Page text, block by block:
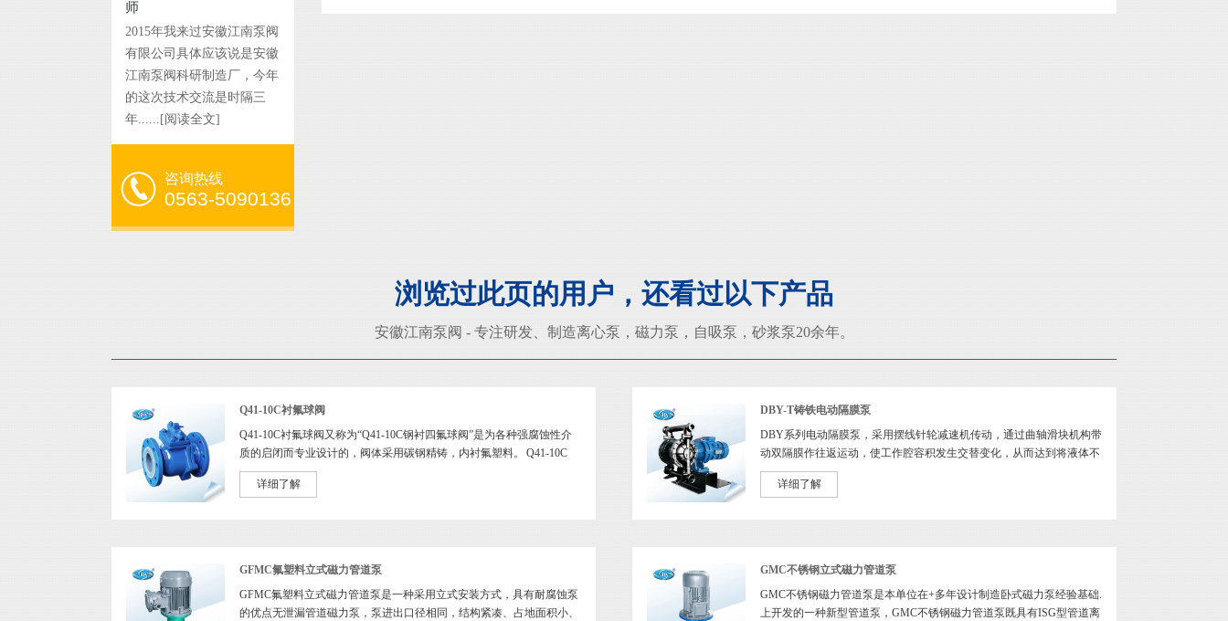
师
2015年我来过安徽江南泵阀
有限公司具体应该说是安徽
江南泵阀科研制造厂，今年
的这次技术交流是时隔三
年...... [阅读全文]
咨询热线
0563-5090136
浏览过此页的用户，还看过以下产品
安徽江南泵阀 - 专注研发、制造离心泵 ， 磁力泵 ， 自吸泵 ， 砂浆泵20余年。
Q41-10C衬氟球阀
Q41-10C衬氟球阀又称为“Q41-10C钢衬四氟球阀”是为各种强腐蚀性介
质的启闭而专业设计的，阀体采用碳钢精铸，内衬氟塑料。 Q41-10C
衬....>>[阅读全文]
详细了解
DBY-T铸铁电动隔膜泵
DBY系列电动隔膜泵，采用摆线针轮减速机传动，通过曲轴滑块机构带
动双隔膜作往返运动，使工作腔容积发生交替变化，从而达到将液体不
断地吸....>>[阅读全文]
详细了解
GFMC氟塑料立式磁力管道泵
GFMC氟塑料立式磁力管道泵是一种采用立式安装方式，具有耐腐蚀泵
的优点无泄漏管道磁力泵，泵进出口径相同，结构紧凑、占地面积小、
GMC不锈钢立式磁力管道泵
GMC不锈钢磁力管道泵是本单位在+多年设计制造卧式磁力泵经验基础.
上开发的一种新型管道泵，GMC不锈钢磁力管道泵既具有ISG型管道离